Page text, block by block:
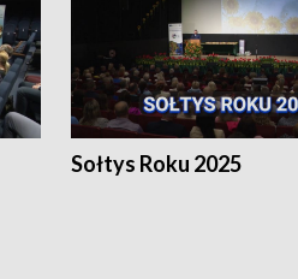
Sołtys Roku 2025